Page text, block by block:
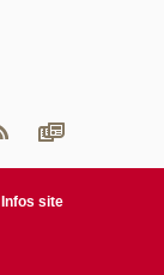
Infos site